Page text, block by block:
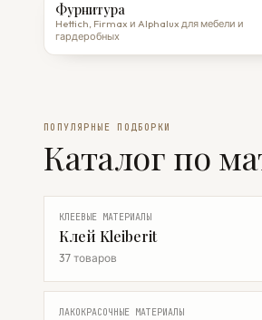
Фурнитура
Hettich, Firmax и Alphalux для мебели и
гардеробных
ПОПУЛЯРНЫЕ ПОДБОРКИ
Каталог по
КЛЕЕВЫЕ МАТЕРИАЛЫ
Клей Kleiberit
37 товаров
ЛАКОКРАСОЧНЫЕ МАТЕРИАЛЫ